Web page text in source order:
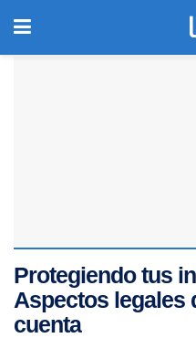
Protegiendo tus
Aspectos legales
cuenta